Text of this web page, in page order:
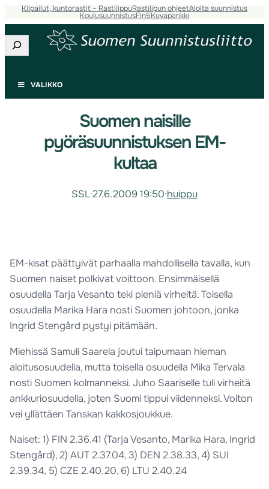
Kilpailut, kuntorastit – RastilippuRastilipun ohjeetAloita suunnistus
KoulusuunnistusFin5Kuvapankki
Etsi
VALIKKO
Suomen naisille
pyöräsuunnistuksen EM-
kultaa
SSL·27.6.2009 19:50·huippu
EM-kisat päättyivät parhaalla mahdollisella tavalla, kun
Suomen naiset polkivat voittoon. Ensimmäisellä
osuudella Tarja Vesanto teki pieniä virheitä. Toisella
osuudella Marika Hara nosti Suomen johtoon, jonka
Ingrid Stengård pystyi pitämään.
Miehissä Samuli Saarela joutui taipumaan hieman
aloitusosuudella, mutta toisella osuudella Mika Tervala
nosti Suomen kolmanneksi. Juho Saariselle tuli virheitä
ankkuriosuudella, joten Suomi tippui viidenneksi. Voiton
vei yllättäen Tanskan kakkosjoukkue.
Naiset: 1) FIN 2.36.41 (Tarja Vesanto, Marika Hara, Ingrid
Stengård), 2) AUT 2.37.04, 3) DEN 2.38.33, 4) SUI
2.39.34, 5) CZE 2.40.20, 6) LTU 2.40.24